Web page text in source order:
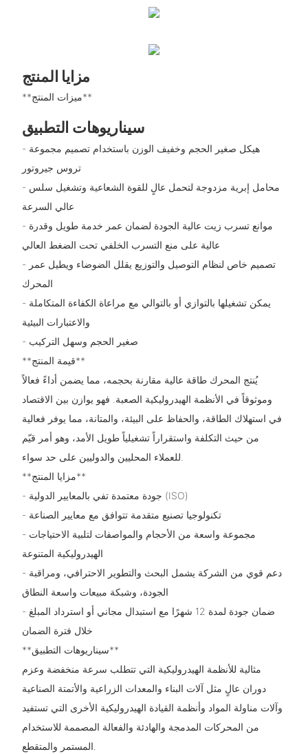
مزايا المنتج
**ميزات المنتج**
سيناريوهات التطبيق
- هيكل صغير الحجم وخفيف الوزن باستخدام تصميم مجموعة
تروس جيروتور
- محامل إبرية مزدوجة لتحمل عالٍ للقوة الشعاعية وتشغيل سلس
عالي السرعة
- موانع تسرب زيت عالية الجودة لضمان عمر خدمة طويل وقدرة
عالية على منع التسرب الخلفي تحت الضغط العالي
- تصميم خاص لنظام التوصيل والتوزيع يقلل الضوضاء ويطيل عمر
المحرك
- يمكن تشغيلها بالتوازي أو بالتوالي مع مراعاة الكفاءة المتكاملة
والاعتبارات البيئية
- صغير الحجم وسهل التركيب
**قيمة المنتج**
يُنتج المحرك طاقة عالية مقارنة بحجمه، مما يضمن أداءً فعالاً
وموثوقاً في الأنظمة الهيدروليكية الصعبة. فهو يوازن بين الاقتصاد
في استهلاك الطاقة، والحفاظ على البيئة، والمتانة، مما يوفر فعالية
من حيث التكلفة واستقراراً تشغيلياً طويل الأمد، وهو أمر قيّم
**مزايا المنتج**
- جودة معتمدة تفي بالمعايير الدولية (ISO)
- تكنولوجيا تصنيع متقدمة تتوافق مع معايير الصناعة
- مجموعة واسعة من الأحجام والمواصفات لتلبية الاحتياجات
الهيدروليكية المتنوعة
- دعم قوي من الشركة يشمل البحث والتطوير الاحترافي، ومراقبة
الجودة، وشبكة مبيعات واسعة النطاق
- ضمان جودة لمدة 12 شهرًا مع استبدال مجاني أو استرداد المبلغ
خلال فترة الضمان
**سيناريوهات التطبيق**
مثالية للأنظمة الهيدروليكية التي تتطلب سرعة منخفضة وعزم
دوران عالٍ مثل آلات البناء والمعدات الزراعية والأتمتة الصناعية
وآلات مناولة المواد وأنظمة القيادة الهيدروليكية الأخرى التي تستفيد
من المحركات المدمجة والهادئة والفعالة المصممة للاستخدام